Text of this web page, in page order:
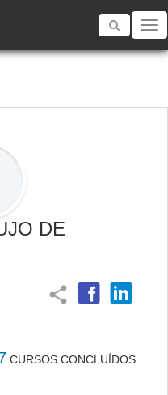
Toggle
DE
share
CURSOS CONCLUÍDOS